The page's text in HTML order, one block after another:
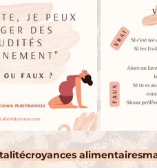
croyances alimentaires